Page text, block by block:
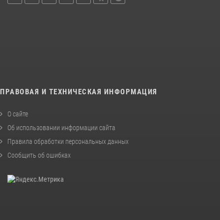
ПРАВОВАЯ И ТЕХНИЧЕСКАЯ ИНФОРМАЦИЯ
О сайте
Об использовании информации сайта
Правила обработки персональных данных
Сообщить об ошибках